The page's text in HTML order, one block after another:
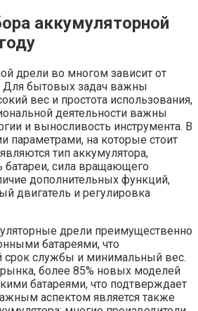
аккумуляторной
дрели во многом зависит от
Для бытовых задач важны
вес и простота использования,
деятельности важны
и выносливость инструмента. В
параметрами, на которые стоит
тип аккумулятора,
батареи, сила вращающего
дополнительных функций,
двигатель и регулировка
дрели преимущественно
батареями, что
срок службы и минимальный вес.
рынка, более 85% новых моделей
батареями, что подтверждает
аспектом является также